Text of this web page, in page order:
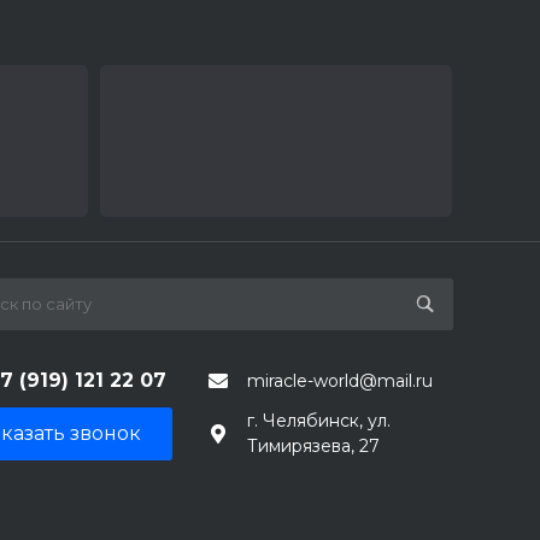
(919) 121 22 07 miracle-world@mail.ru
звонок
г. Челябинск, ул.
Тимирязева, 27